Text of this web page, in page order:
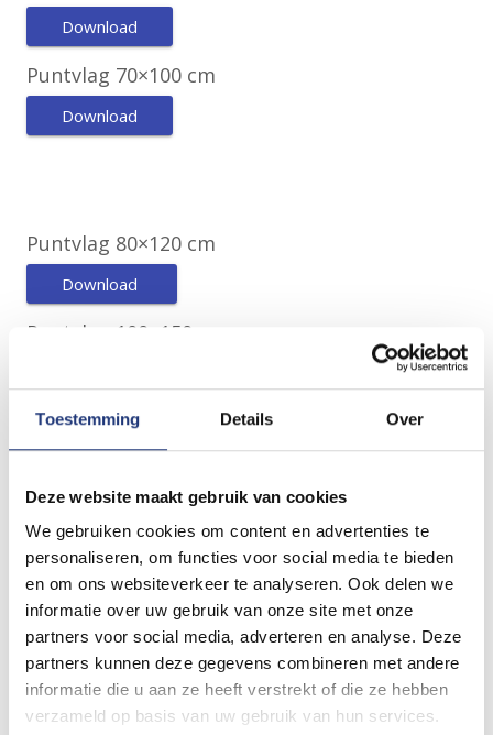
Toestemming Details Over
Deze website maakt gebruik van cookies
We gebruiken cookies om content en advertenties te
personaliseren, om functies voor social media te bieden
en om ons websiteverkeer te analyseren. Ook delen we
informatie over uw gebruik van onze site met onze
partners voor social media, adverteren en analyse. Deze
partners kunnen deze gegevens combineren met andere
informatie die u aan ze heeft verstrekt of die ze hebben
verzameld op basis van uw gebruik van hun services.
Download
Puntvlag 70×100 cm
Download
Puntvlag 80×120 cm
Download
Puntvlag 100×150 cm
Puntvlag 120×180 cm
Puntvlag 150×225 cm
Download
Puntvlag 200×300 cm
Download